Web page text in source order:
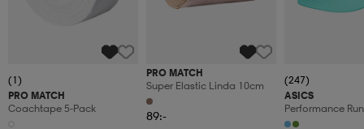
(1)
PRO MATCH
Coachtape 5-Pack
PRO MATCH
Super Elastic Linda 10cm
89:-
(247)
ASICS
Performance
Panel Cap